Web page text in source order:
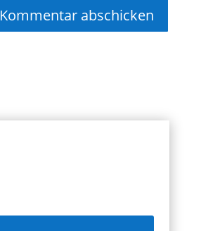
Kommentar abschicken